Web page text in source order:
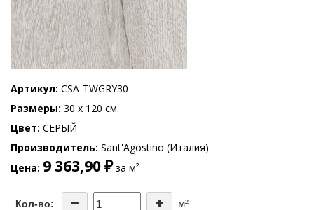
Артикул CSA-TWGRY30
Размеры 30 x 120 см.
Цвет СЕРЫЙ
Производитель Sant'Agostino (Италия)
Цена 9 363,90 ₽за м²
Кол-во: м²